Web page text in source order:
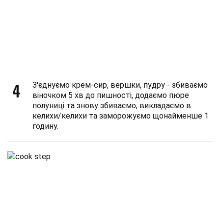
4
З'єднуємо крем-сир, вершки, пудру - збиваємо
віночком 5 хв до пишності, додаємо пюре
полуниці та знову збиваємо, викладаємо в
келихи/келихи та заморожуємо щонайменше 1
годину.